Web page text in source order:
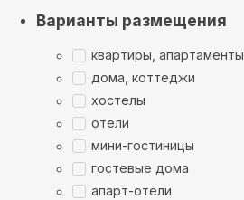
Варианты размещения
квартиры, апартаменты
дома, коттеджи
хостелы
отели
мини-гостиницы
гостевые дома
апарт-отели